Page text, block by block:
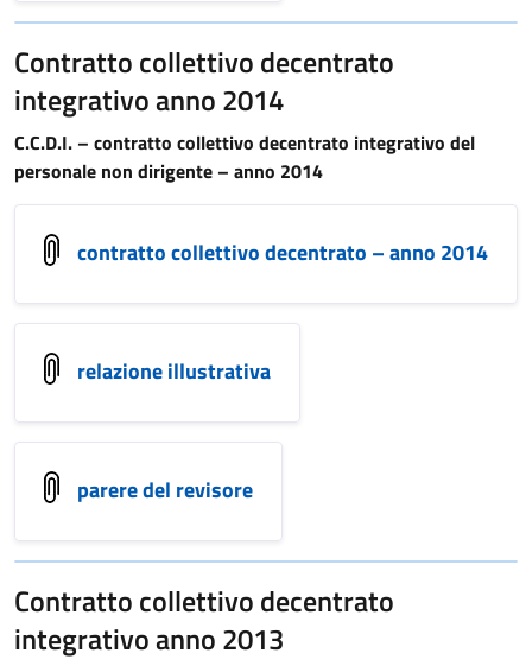
Contratto collettivo decentrato
integrativo anno 2014
C.C.D.I. – contratto collettivo decentrato integrativo del
personale non dirigente – anno 2014
contratto collettivo decentrato – anno 2014
relazione illustrativa
parere del revisore
Contratto collettivo decentrato
integrativo anno 2013